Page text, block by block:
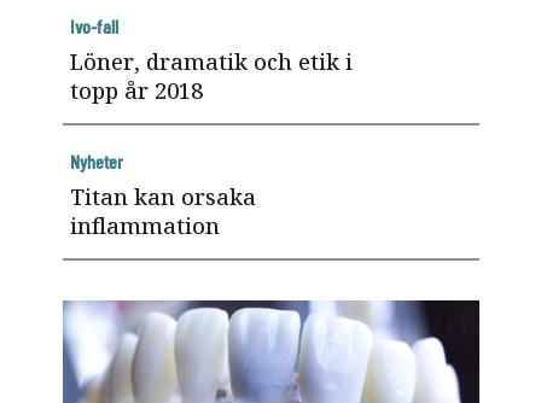
Löner, dramatik och etik i
topp år 2018
Ivo-fall
Titan kan orsaka
inflammation
Nyheter